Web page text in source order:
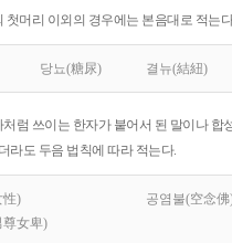
첫머리 이외의 경우에는 본음대로 적는
당뇨(糖尿) 결뉴(結紐)
처럼 쓰이는 한자가 붙어서 된 말이나 합
라도 두음 법칙에 따라 적는다.
性)
공염불(空念佛
尊女卑)